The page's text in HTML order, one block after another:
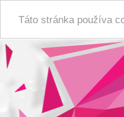
Táto stránka používa